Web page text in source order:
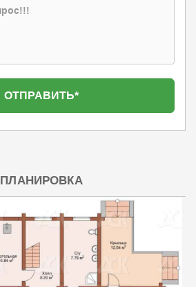
ПЛАНИРОВКА